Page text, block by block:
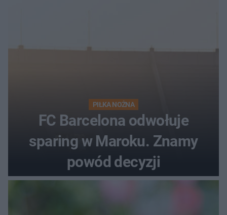
PIŁKA NOŻNA
FC Barcelona odwołuje
sparing w Maroku. Znamy
powód decyzji